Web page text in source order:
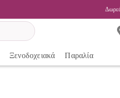
Ξενοδοχειακά Παραλία